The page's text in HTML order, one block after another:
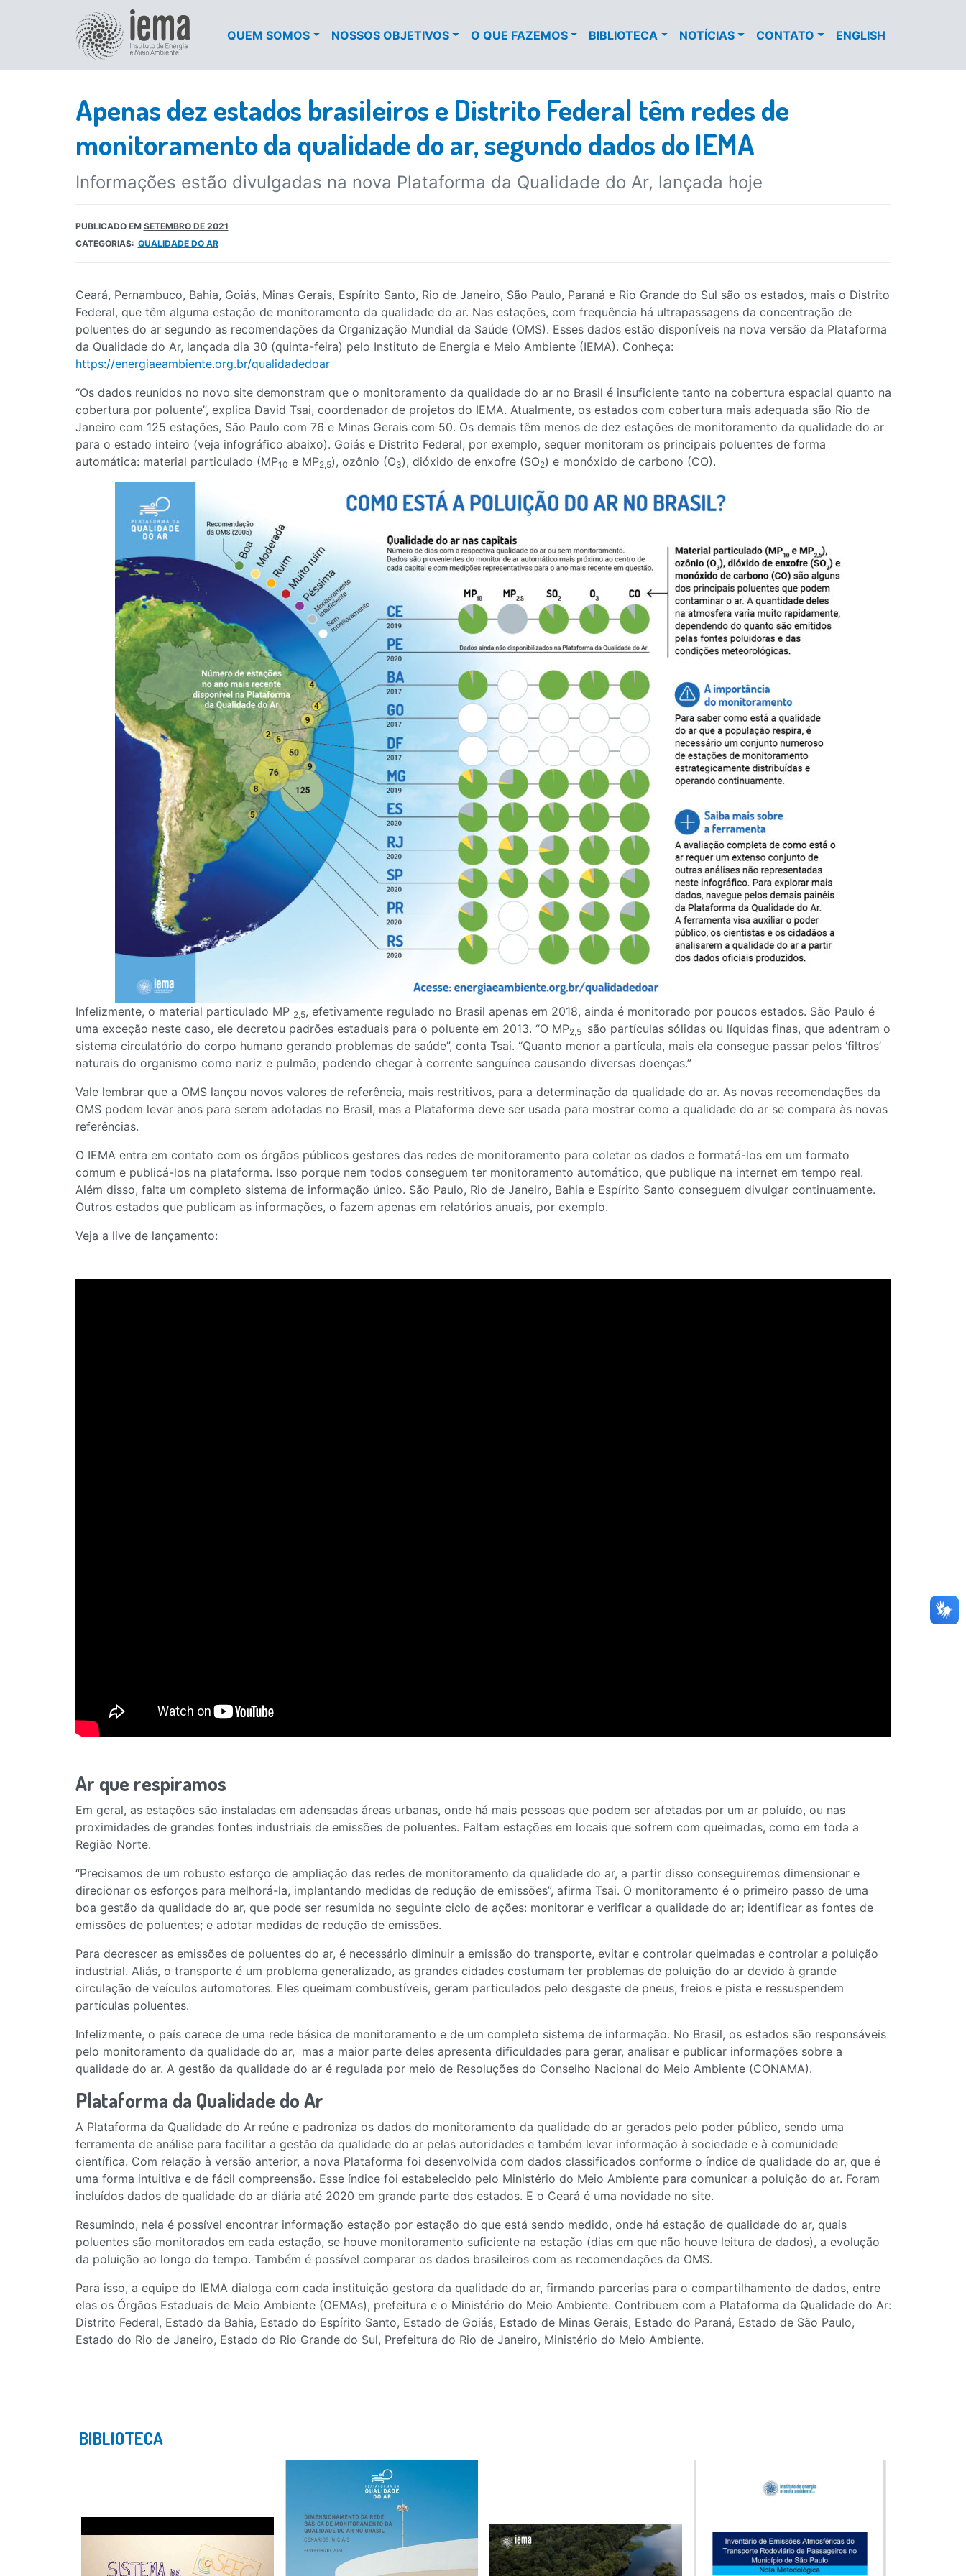
QUEM SOMOS NOSSOS OBJETIVOS O QUE FAZEMOS BIBLIOTECA NOTÍCIAS CONTATO ENGLISH
Apenas dez estados brasileiros e Distrito Federal têm redes de
monitoramento da qualidade do ar, segundo dados do IEMA
Informações estão divulgadas na nova Plataforma da Qualidade do Ar, lançada hoje
PUBLICADO EM SETEMBRO DE 2021
CATEGORIAS: QUALIDADE DO AR
Ceará, Pernambuco, Bahia, Goiás, Minas Gerais, Espírito Santo, Rio de Janeiro, São Paulo, Paraná e Rio Grande do Sul são os estados, mais o Distrito
Federal, que têm alguma estação de monitoramento da qualidade do ar. Nas estações, com frequência há ultrapassagens da concentração de
poluentes do ar segundo as recomendações da Organização Mundial da Saúde (OMS). Esses dados estão disponíveis na nova versão da Plataforma
da Qualidade do Ar, lançada dia 30 (quinta-feira) pelo Instituto de Energia e Meio Ambiente (IEMA). Conheça:
https://energiaeambiente.org.br/qualidadedoar
“Os dados reunidos no novo site demonstram que o monitoramento da qualidade do ar no Brasil é insuficiente tanto na cobertura espacial quanto na
cobertura por poluente”, explica David Tsai, coordenador de projetos do IEMA. Atualmente, os estados com cobertura mais adequada são Rio de
Janeiro com 125 estações, São Paulo com 76 e Minas Gerais com 50. Os demais têm menos de dez estações de monitoramento da qualidade do ar
para o estado inteiro (veja infográfico abaixo). Goiás e Distrito Federal, por exemplo, sequer monitoram os principais poluentes de forma
automática: material particulado (MP10 e MP2,5), ozônio (O3), dióxido de enxofre (SO2) e monóxido de carbono (CO).
Infelizmente, o material particulado MP 2,5, efetivamente regulado no Brasil apenas em 2018, ainda é monitorado por poucos estados. São Paulo é
uma exceção neste caso, ele decretou padrões estaduais para o poluente em 2013. “O MP2,5 são partículas sólidas ou líquidas finas, que adentram o
sistema circulatório do corpo humano gerando problemas de saúde”, conta Tsai. “Quanto menor a partícula, mais ela consegue passar pelos ‘filtros’
naturais do organismo como nariz e pulmão, podendo chegar à corrente sanguínea causando diversas doenças.”
Vale lembrar que a OMS lançou novos valores de referência, mais restritivos, para a determinação da qualidade do ar. As novas recomendações da
OMS podem levar anos para serem adotadas no Brasil, mas a Plataforma deve ser usada para mostrar como a qualidade do ar se compara às novas
referências.
O IEMA entra em contato com os órgãos públicos gestores das redes de monitoramento para coletar os dados e formatá-los em um formato
comum e publicá-los na plataforma. Isso porque nem todos conseguem ter monitoramento automático, que publique na internet em tempo real.
Além disso, falta um completo sistema de informação único. São Paulo, Rio de Janeiro, Bahia e Espírito Santo conseguem divulgar continuamente.
Outros estados que publicam as informações, o fazem apenas em relatórios anuais, por exemplo.
Veja a live de lançamento:
Ar que respiramos
Em geral, as estações são instaladas em adensadas áreas urbanas, onde há mais pessoas que podem ser afetadas por um ar poluído, ou nas
proximidades de grandes fontes industriais de emissões de poluentes. Faltam estações em locais que sofrem com queimadas, como em toda a
Região Norte.
“Precisamos de um robusto esforço de ampliação das redes de monitoramento da qualidade do ar, a partir disso conseguiremos dimensionar e
direcionar os esforços para melhorá-la, implantando medidas de redução de emissões”, afirma Tsai. O monitoramento é o primeiro passo de uma
boa gestão da qualidade do ar, que pode ser resumida no seguinte ciclo de ações: monitorar e verificar a qualidade do ar; identificar as fontes de
emissões de poluentes; e adotar medidas de redução de emissões.
Para decrescer as emissões de poluentes do ar, é necessário diminuir a emissão do transporte, evitar e controlar queimadas e controlar a poluição
industrial. Aliás, o transporte é um problema generalizado, as grandes cidades costumam ter problemas de poluição do ar devido à grande
circulação de veículos automotores. Eles queimam combustíveis, geram particulados pelo desgaste de pneus, freios e pista e ressuspendem
partículas poluentes.
Infelizmente, o país carece de uma rede básica de monitoramento e de um completo sistema de informação. No Brasil, os estados são responsáveis
pelo monitoramento da qualidade do ar, mas a maior parte deles apresenta dificuldades para gerar, analisar e publicar informações sobre a
qualidade do ar. A gestão da qualidade do ar é regulada por meio de Resoluções do Conselho Nacional do Meio Ambiente (CONAMA).
Plataforma da Qualidade do Ar
A Plataforma da Qualidade do Ar reúne e padroniza os dados do monitoramento da qualidade do ar gerados pelo poder público, sendo uma
ferramenta de análise para facilitar a gestão da qualidade do ar pelas autoridades e também levar informação à sociedade e à comunidade
científica. Com relação à versão anterior, a nova Plataforma foi desenvolvida com dados classificados conforme o índice de qualidade do ar, que é
uma forma intuitiva e de fácil compreensão. Esse índice foi estabelecido pelo Ministério do Meio Ambiente para comunicar a poluição do ar. Foram
incluídos dados de qualidade do ar diária até 2020 em grande parte dos estados. E o Ceará é uma novidade no site.
Resumindo, nela é possível encontrar informação estação por estação do que está sendo medido, onde há estação de qualidade do ar, quais
poluentes são monitorados em cada estação, se houve monitoramento suficiente na estação (dias em que não houve leitura de dados), a evolução
da poluição ao longo do tempo. Também é possível comparar os dados brasileiros com as recomendações da OMS.
Para isso, a equipe do IEMA dialoga com cada instituição gestora da qualidade do ar, firmando parcerias para o compartilhamento de dados, entre
elas os Órgãos Estaduais de Meio Ambiente (OEMAs), prefeitura e o Ministério do Meio Ambiente. Contribuem com a Plataforma da Qualidade do Ar:
Distrito Federal, Estado da Bahia, Estado do Espírito Santo, Estado de Goiás, Estado de Minas Gerais, Estado do Paraná, Estado de São Paulo,
Estado do Rio de Janeiro, Estado do Rio Grande do Sul, Prefeitura do Rio de Janeiro, Ministério do Meio Ambiente.
BIBLIOTECA